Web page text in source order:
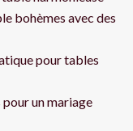
bohèmes avec des
pour tables
un mariage